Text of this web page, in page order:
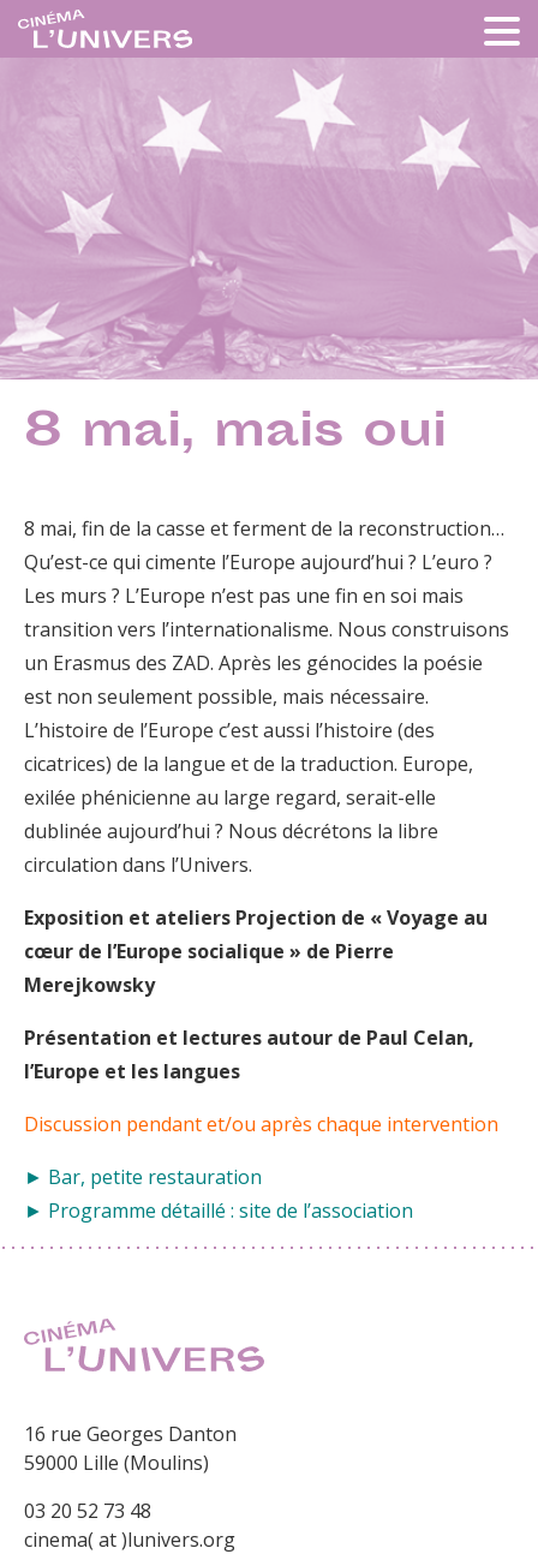
8 mai, mais oui
8 mai, fin de la casse et ferment de la reconstruction…
Qu’est-ce qui cimente l’Europe aujourd’hui ? L’euro ?
Les murs ? L’Europe n’est pas une fin en soi mais
transition vers l’internationalisme. Nous construisons
un Erasmus des ZAD. Après les génocides la poésie
est non seulement possible, mais nécessaire.
L’histoire de l’Europe c’est aussi l’histoire (des
cicatrices) de la langue et de la traduction. Europe,
exilée phénicienne au large regard, serait-elle
dublinée aujourd’hui ? Nous décrétons la libre
circulation dans l’Univers.
Exposition et ateliers Projection de « Voyage au
cœur de l’Europe socialique » de Pierre
Merejkowsky
Présentation et lectures autour de Paul Celan,
l’Europe et les langues
Discussion pendant et/ou après chaque intervention
► Bar, petite restauration
► Programme détaillé : site de l’association
16 rue Georges Danton
59000 Lille (Moulins)
03 20 52 73 48
cinema( at )lunivers.org